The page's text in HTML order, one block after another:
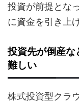
投資が前提とな
に資金を引き上
投資先が倒産な
難しい
株式投資型クラ